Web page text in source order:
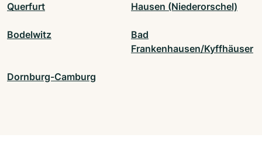
Querfurt Hausen (Niederorschel)
Bodelwitz
Bad
Frankenhausen/Kyffhäuser
Dornburg-Camburg